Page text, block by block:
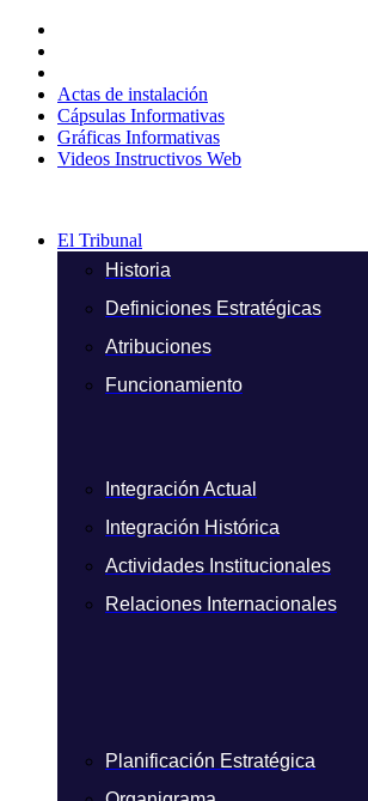
contenido
Actas de instalación
Cápsulas Informativas
Gráficas Informativas
Videos Instructivos Web
El Tribunal
Historia
Definiciones Estratégicas
Atribuciones
Funcionamiento
Integración Actual
Integración Histórica
Actividades Institucionales
Relaciones Internacionales
Planificación Estratégica